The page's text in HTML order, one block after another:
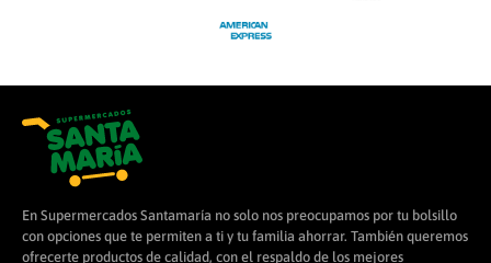
En Supermercados Santamaría no solo nos preocupamos por tu bolsillo
con opciones que te permiten a ti y tu familia ahorrar. También queremos
ofrecerte productos de calidad, con el respaldo de los mejores